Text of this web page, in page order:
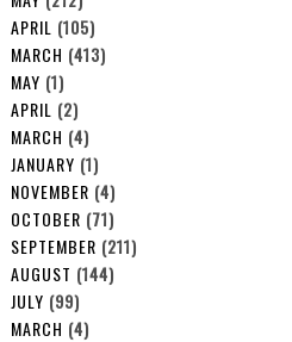
APRIL (105)
MARCH (413)
MAY (1)
APRIL (2)
MARCH (4)
JANUARY (1)
NOVEMBER (4)
OCTOBER (71)
SEPTEMBER (211)
AUGUST (144)
JULY (99)
MARCH (4)